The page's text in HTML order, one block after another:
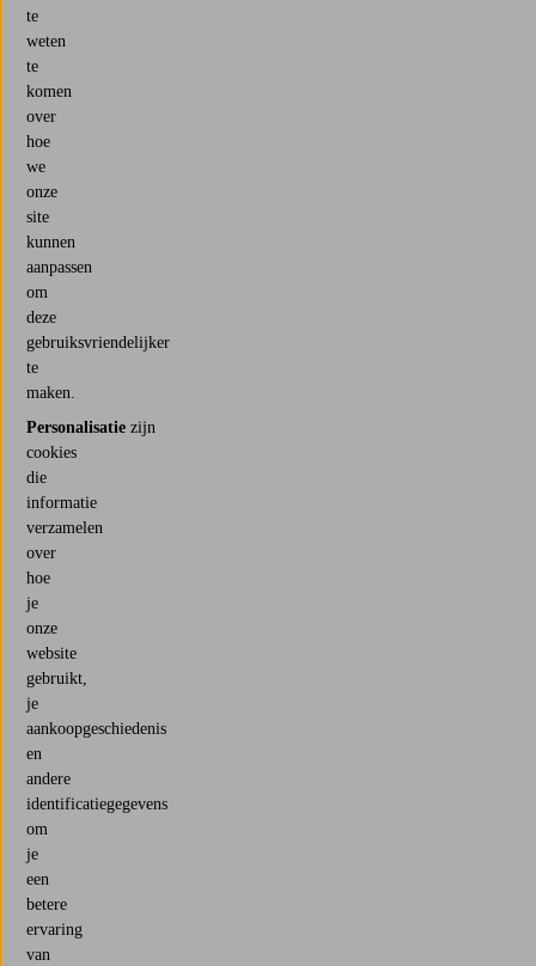
te
weten
te
komen
over
hoe
we
onze
site
kunnen
aanpassen
om
deze
gebruiksvriendelijker
te
maken.
Personalisatie zijn
cookies
die
informatie
verzamelen
over
hoe
je
onze
website
gebruikt,
je
aankoopgeschiedenis
en
andere
identificatiegegevens
om
je
een
betere
ervaring
van